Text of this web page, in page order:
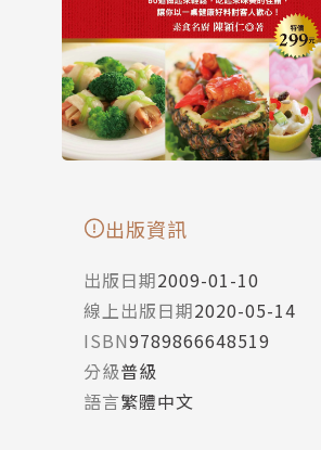
出版資訊
出版日期2009-01-10
線上出版日期2020-05-14
ISBN9789866648519
分級普級
語言繁體中文